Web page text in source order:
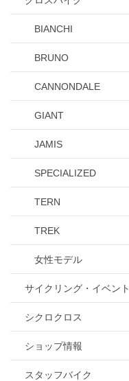
BIANCHI
BRUNO
CANNONDALE
GIANT
JAMIS
SPECIALIZED
TERN
TREK
女性モデル
サイクリング・イベント
シクロクロス
ショップ情報
スタッフバイク